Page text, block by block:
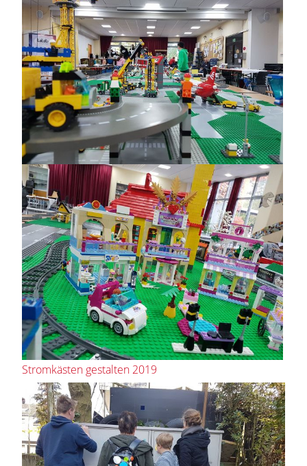
Stromkästen gestalten 2019